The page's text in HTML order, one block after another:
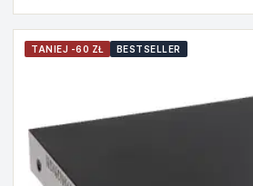
TANIEJ -60 ZŁ BESTSELLER